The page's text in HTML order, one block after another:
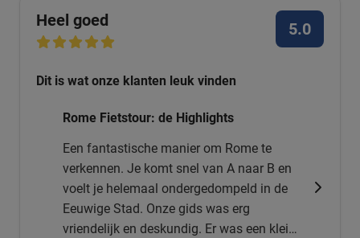
Heel goed 5.0
Dit is wat onze klanten leuk vinden
Rome Fietstour: de Highlights
Een fantastische manier om Rome te
verkennen. Je komt snel van A naar B en
voelt je helemaal ondergedompeld in de
Eeuwige Stad. Onze gids was erg
vriendelijk en deskundig. Er was een klein